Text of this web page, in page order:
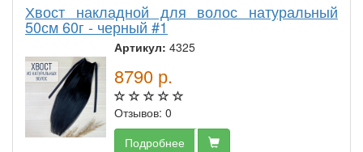
Хвост накладной для волос натуральный
50см 60г - черный #1
Артикул: 4325
8790 р.
Отзывов: 0
Подробнее